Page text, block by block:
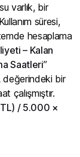
varlık, bir
süresi,
hesaplama
– Kalan
Saatleri”
değerindeki bir
/ 5.000 ×